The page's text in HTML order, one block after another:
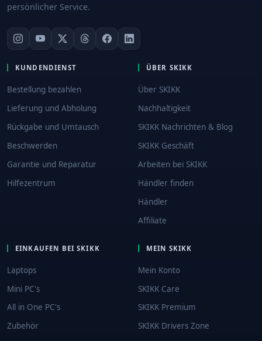
persönlicher Service.
KUNDENDIENST
Bestellung bezahlen
Lieferung und Abholung
Rückgabe und Umtausch
Beschwerden
Garantie und Reparatur
Hilfezentrum
ÜBER SKIKK
Über SKIKK
Nachhaltigkeit
SKIKK Nachrichten & Blog
SKIKK Geschäft
Arbeiten bei SKIKK
Händler finden
Händler
Affiliate
EINKAUFEN BEI SKIKK
Laptops
Mini PC's
All in One PC's
Zubehör
MEIN SKIKK
Mein Konto
SKIKK Care
SKIKK Premium
SKIKK Drivers Zone